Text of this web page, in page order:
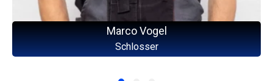
Marco Vogel
Schlosser